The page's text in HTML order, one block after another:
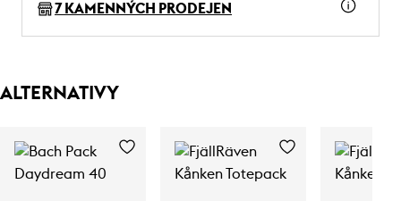
7 KAMENNÝCH PRODEJEN
ALTERNATIVY